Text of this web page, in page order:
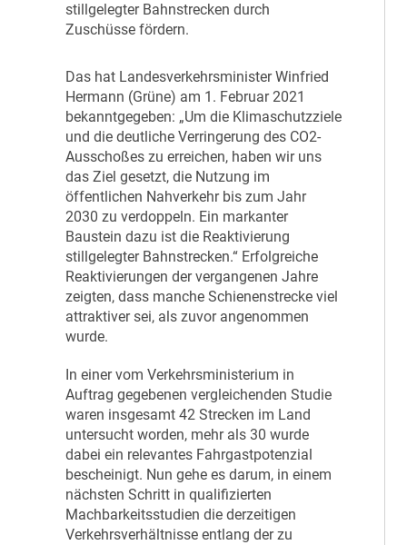
stillgelegter Bahnstrecken durch
Zuschüsse fördern.
Das hat Landesverkehrsminister Winfried
Hermann (Grüne) am 1. Februar 2021
bekanntgegeben: „Um die Klimaschutzziele
und die deutliche Verringerung des CO2-
Ausschoßes zu erreichen, haben wir uns
das Ziel gesetzt, die Nutzung im
öffentlichen Nahverkehr bis zum Jahr
2030 zu verdoppeln. Ein markanter
Baustein dazu ist die Reaktivierung
stillgelegter Bahnstrecken.“ Erfolgreiche
Reaktivierungen der vergangenen Jahre
zeigten, dass manche Schienenstrecke viel
attraktiver sei, als zuvor angenommen
wurde.
In einer vom Verkehrsministerium in
Auftrag gegebenen vergleichenden Studie
waren insgesamt 42 Strecken im Land
untersucht worden, mehr als 30 wurde
dabei ein relevantes Fahrgastpotenzial
bescheinigt. Nun gehe es darum, in einem
nächsten Schritt in qualifizierten
Machbarkeitsstudien die derzeitigen
Verkehrsverhältnisse entlang der zu